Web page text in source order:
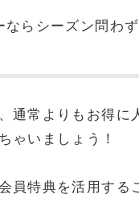
らシーズン問わず
通常よりもお得に
ゃいましょう！
員特典を活用する